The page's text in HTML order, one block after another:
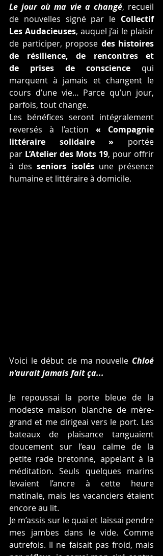
Le jour où ma vie a changé, recueil
de nouvelles signé par le Collectif
Les Audacieuses, auquel j’ai le plaisir
de participer, propose des histoires
de résilience, de rencontres et
de prises de conscience qui
marquent à jamais et changent le
cours d’une vie… Parce qu’un jour,
parfois, tout change.
Les bénéfices seront intégralement
reversés à l’action « Compagnie
littéraire solidaire » portée
par L’Atelier des Mots 19, pour offrir
à des seniors isolés une présence
humaine et littéraire à domicile.
Voici le début de ma nouvelle Chloé
n’aurait jamais fait ça...
Je repoussai la porte bleue de la
modeste maison blanche de mère-
grand et me dirigeai vers le port. Les
bateaux de plaisance tanguaient
doucement sur l’eau calme de la
petite rade bretonne, appelant à la
méditation. Seuls quelques marins
levaient l’ancre à cette heure
matinale, mais les vacanciers étaient
encore au lit.
Je m’assis sur le quai et laissai pendre
mes jambes dans le vide. Comme
autrefois. Il ne faisait pas froid, mais